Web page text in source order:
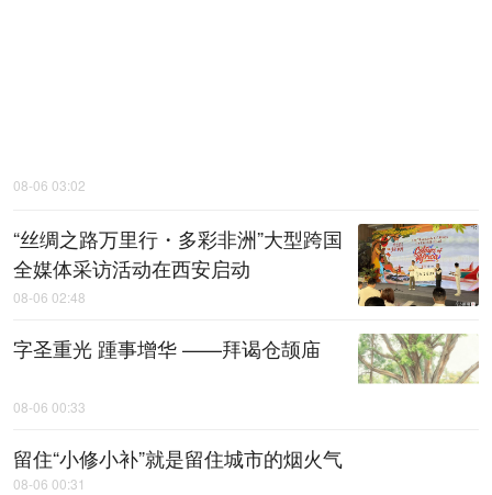
08-06 03:02
“丝绸之路万里行・多彩非洲”大型跨国
全媒体采访活动在西安启动
08-06 02:48
字圣重光 踵事增华 ——拜谒仓颉庙
08-06 00:33
留住“小修小补”就是留住城市的烟火气
08-06 00:31